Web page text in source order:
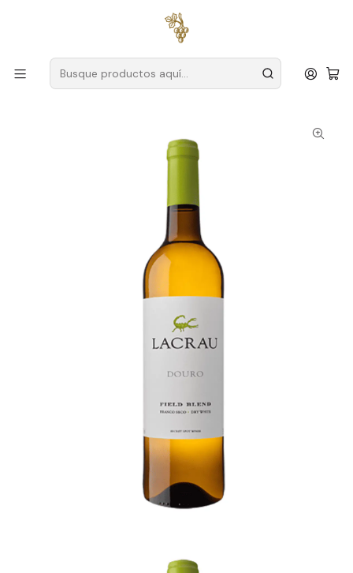
para pedidos superiores a
Productores Duero
Encuentra vinos secretos
Lacrau Colheita 2025 Duero Blanco 75cl